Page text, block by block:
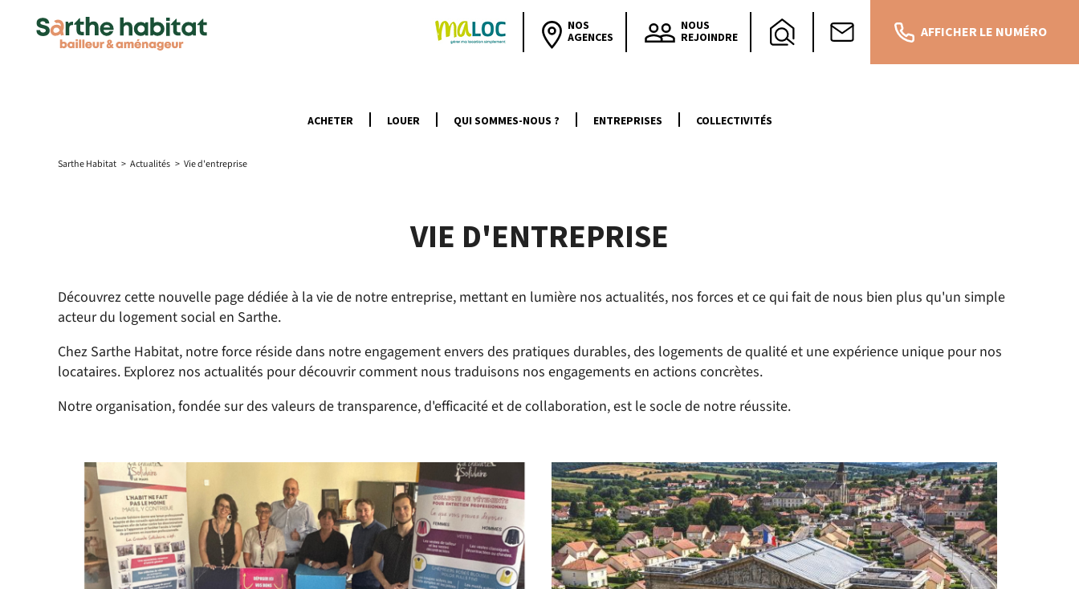
NOS
AGENCES
NOUS
REJOINDRE AFFICHER LE NUMÉRO
ACHETER LOUER QUI SOMMES-NOUS ? ENTREPRISES COLLECTIVITÉS
Sarthe Habitat > Actualités > Vie d'entreprise
VIE D'ENTREPRISE
Découvrez cette nouvelle page dédiée à la vie de notre entreprise, mettant en lumière nos actualités, nos forces et ce qui fait de nous bien plus qu'un simple
acteur du logement social en Sarthe.
Chez Sarthe Habitat, notre force réside dans notre engagement envers des pratiques durables, des logements de qualité et une expérience unique pour nos
locataires. Explorez nos actualités pour découvrir comment nous traduisons nos engagements en actions concrètes.
Notre organisation, fondée sur des valeurs de transparence, d'efficacité et de collaboration, est le socle de notre réussite.